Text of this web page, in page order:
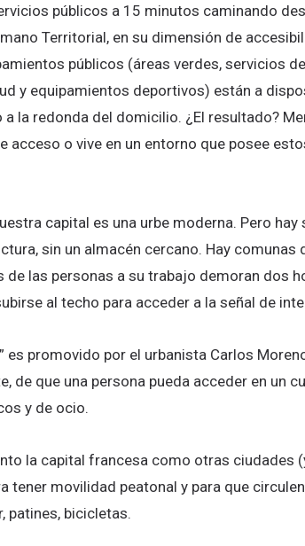
públicos a 15 minutos caminando
Territorial, en su dimensión de
públicos (áreas verdes, servicios
y equipamientos deportivos) están a
la redonda del domicilio. ¿El resultado?
acceso o vive en un entorno que posee
capital es una urbe moderna. Pero
sin un almacén cercano. Hay comunas
las personas a su trabajo demoran dos
al techo para acceder a la señal de
es promovido por el urbanista Carlos
de que una persona pueda acceder en un
y de ocio.
la capital francesa como otras ciudades
tener movilidad peatonal y para que
patines, bicicletas.